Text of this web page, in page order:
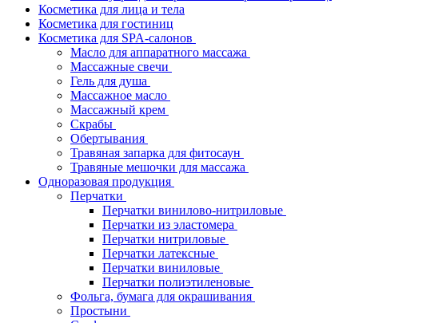
Косметика для лица и тела
Косметика для гостиниц
Косметика для SPA-салонов
Масло для аппаратного массажа
Массажные свечи
Гель для душа
Массажное масло
Массажный крем
Скрабы
Обертывания
Травяная запарка для фитосаун
Травяные мешочки для массажа
Одноразовая продукция
Перчатки
Перчатки винилово-нитриловые
Перчатки из эластомера
Перчатки нитриловые
Перчатки латексные
Перчатки виниловые
Перчатки полиэтиленовые
Фольга, бумага для окрашивания
Простыни